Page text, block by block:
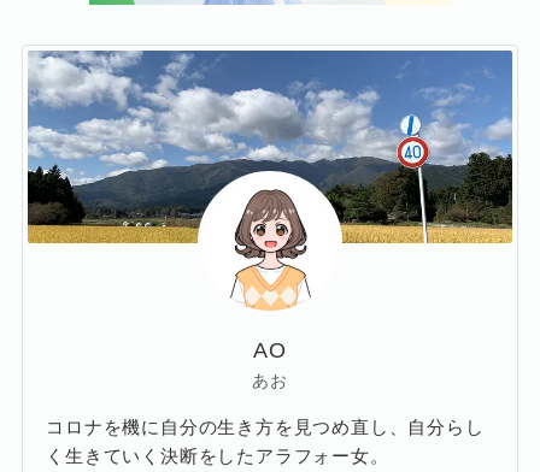
AO
あお
コロナを機に自分の生き方を見つめ直し、自分らし
く生きていく決断をしたアラフォー女。